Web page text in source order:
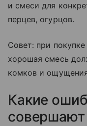
и смеси для
перцев, огурцов.
Совет: при
хорошая смесь
комков и
Какие
совершают